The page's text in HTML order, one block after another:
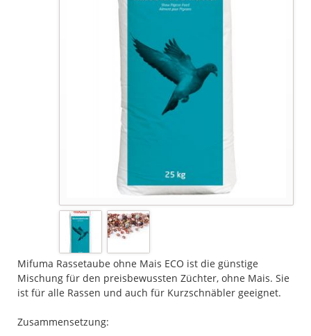
Mifuma Rassetaube ohne Mais ECO ist die günstige
Mischung für den preisbewussten Züchter, ohne Mais. Sie
ist für alle Rassen und auch für Kurzschnäbler geeignet.
Zusammensetzung: